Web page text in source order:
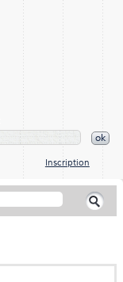
ok
Inscription